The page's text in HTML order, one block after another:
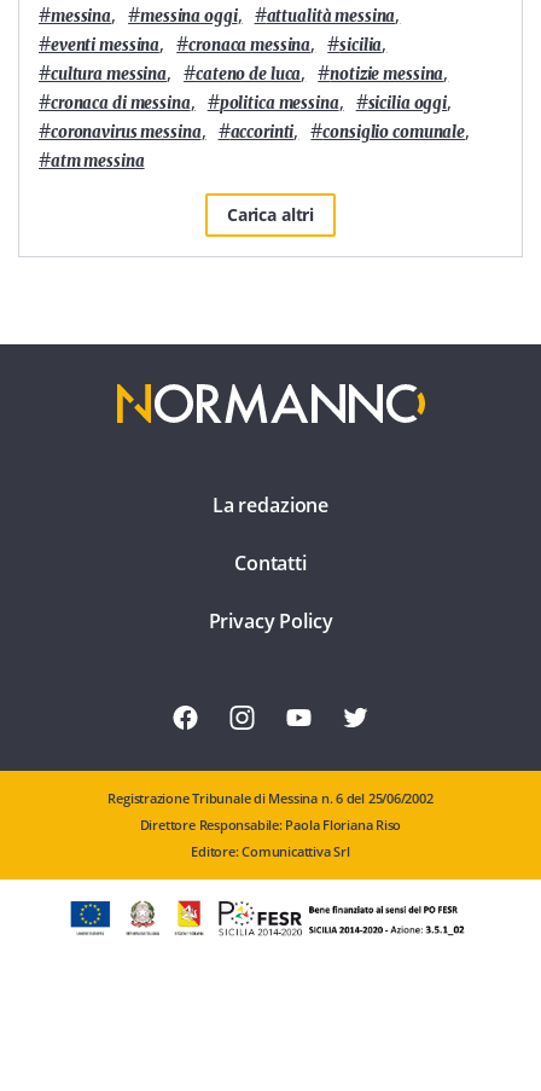
#messina, #messina oggi, #attualità messina,
#eventi messina, #cronaca messina, #sicilia,
#cultura messina, #cateno de luca, #notizie messina,
#cronaca di messina, #politica messina, #sicilia oggi,
#coronavirus messina, #accorinti, #consiglio comunale,
#atm messina
Carica altri
La redazione
Contatti
Privacy Policy
Registrazione Tribunale di Messina n. 6 del 25/06/2002
Direttore Responsabile: Paola Floriana Riso
Editore: Comunicattiva Srl